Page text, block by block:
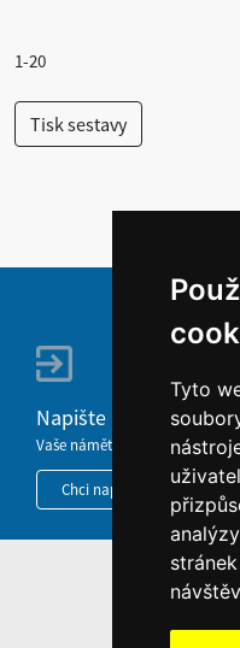
Tyto
1-20
Napište nám
Vaše náměty, komentáře,
Chci napsat MKČR